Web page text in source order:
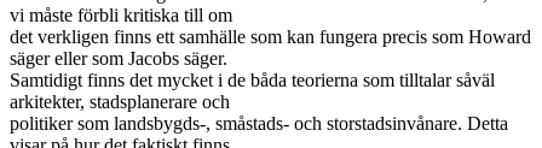
vi måste förbli kritiska till om
det verkligen finns ett samhälle som kan fungera precis som Howard
säger eller som Jacobs säger.
Samtidigt finns det mycket i de båda teorierna som tilltalar såväl
arkitekter, stadsplanerare och
politiker som landsbygds-, småstads- och storstadsinvånare. Detta